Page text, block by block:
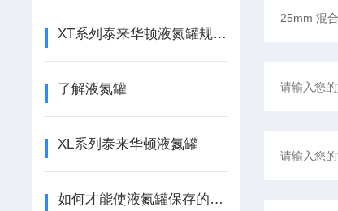
XT系列泰来华顿液氮罐规格及贮存量介绍
了解液氮罐
XL系列泰来华顿液氮罐
如何才能使液氮罐保存的时间久一点